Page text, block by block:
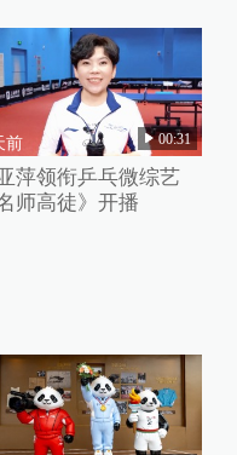
前 00:31
萍领衔乒乓微综艺
名师高徒》开播